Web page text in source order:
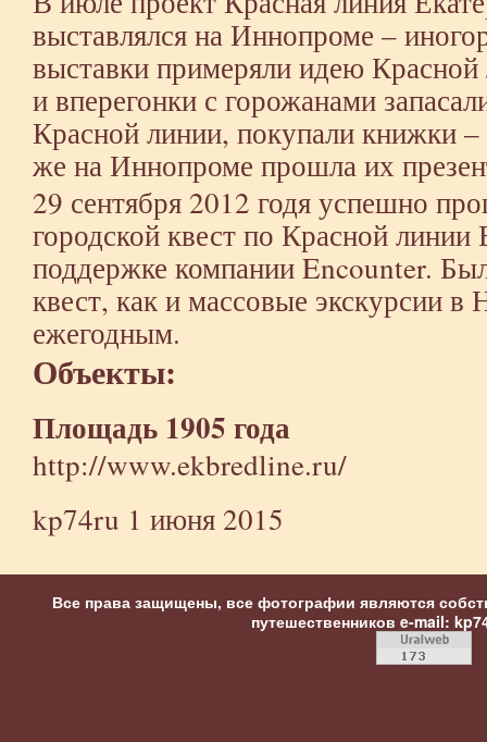
выставлялся на Иннопроме –
выставки примеряли идею
и вперегонки с горожанами
Красной линии, покупали книжки
же на Иннопроме прошла их
29 сентября 2012 годя успешно
городской квест по Красной линии
поддержке компании Encounter.
квест, как и массовые экскурсии в
ежегодным.
Объекты:
Площадь 1905 года
http://www.ekbredline.ru/
kp74ru 1 июня 2015
Все права защищены, все фотографии являются
путешественников e-mail: